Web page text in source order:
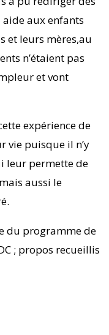
aux enfants
et leurs mères,au
n’étaient pas
et vont
expérience de
vie puisque il n’y
leur permette de
aussi le
du programme de
; propos recueillis